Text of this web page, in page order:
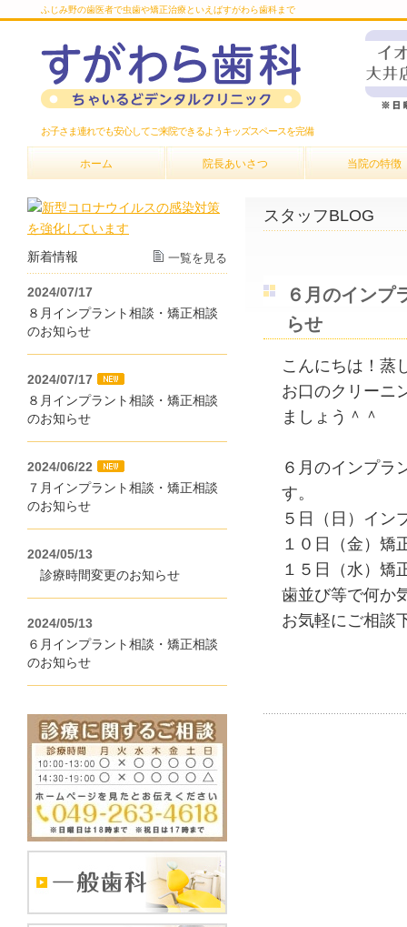
ふじみ野の歯医者で虫歯や矯正治療といえばすがわら歯科まで
お子さま連れでも安心してご来院できるようキッズスペースを完備
ホーム 院長あいさつ 当院の特徴
スタッフBLOG
６月のインプ
らせ
こんにちは！蒸
お口のクリーニ
ましょう＾＾
６月のインプラ
す。
５日（日）イン
１０日（金）矯
１５日（水）矯
歯並び等で何か
お気軽にご相談
新着情報 一覧を見る
2024/07/17
８月インプラント相談・矯正相談
のお知らせ
2024/07/17
８月インプラント相談・矯正相談
のお知らせ
2024/06/22
７月インプラント相談・矯正相談
のお知らせ
2024/05/13
診療時間変更のお知らせ
2024/05/13
６月インプラント相談・矯正相談
のお知らせ